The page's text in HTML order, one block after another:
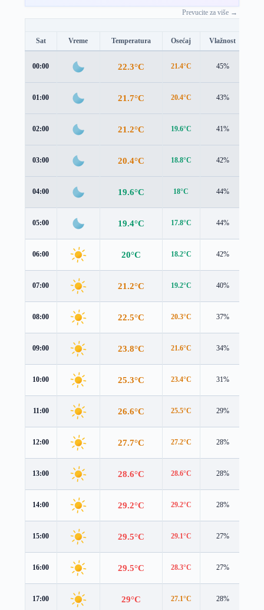
Prevucite za više →
Sat Vreme Temperatura Osećaj Vlažnost
00:00 22.3°C 21.4°C 45%
01:00 21.7°C 20.4°C 43%
02:00 21.2°C 19.6°C 41%
03:00 20.4°C 18.8°C 42%
04:00 19.6°C 18°C 44%
05:00 19.4°C 17.8°C 44%
06:00 20°C 18.2°C 42%
07:00 21.2°C 19.2°C 40%
08:00 22.5°C 20.3°C 37%
09:00 23.8°C 21.6°C 34%
10:00 25.3°C 23.4°C 31%
11:00 26.6°C 25.5°C 29%
12:00 27.7°C 27.2°C 28%
13:00 28.6°C 28.6°C 28%
14:00 29.2°C 29.2°C 28%
15:00 29.5°C 29.1°C 27%
16:00 29.5°C 28.3°C 27%
17:00 29°C 27.1°C 28%